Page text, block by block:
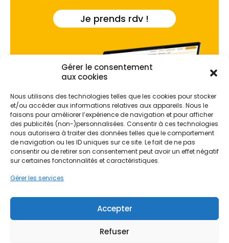
Gérer le consentement
aux cookies
Nous utilisons des technologies telles que les cookies pour stocker
et/ou accéder aux informations relatives aux appareils. Nous le
faisons pour améliorer l’expérience de navigation et pour afficher
des publicités (non-)personnalisées. Consentir à ces technologies
nous autorisera à traiter des données telles que le comportement
de navigation ou les ID uniques sur ce site. Le fait de ne pas
consentir ou de retirer son consentement peut avoir un effet négatif
sur certaines fonctonnalités et caractéristiques.
Gérer les services
Accepter
Refuser
Je prends rdv !